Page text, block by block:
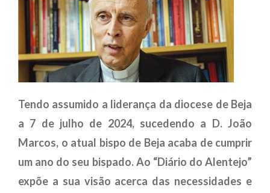
Tendo assumido a liderança da diocese de Beja
a 7 de julho de 2024, sucedendo a D. João
Marcos, o atual bispo de Beja acaba de cumprir
um ano do seu bispado. Ao “Diário do Alentejo”
expõe a sua visão acerca das necessidades e